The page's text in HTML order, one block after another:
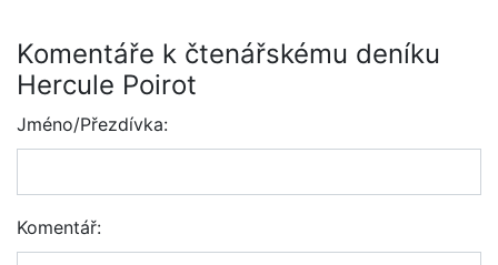
Komentáře k čtenářskému deníku
Hercule Poirot
Jméno/Přezdívka:
Komentář: